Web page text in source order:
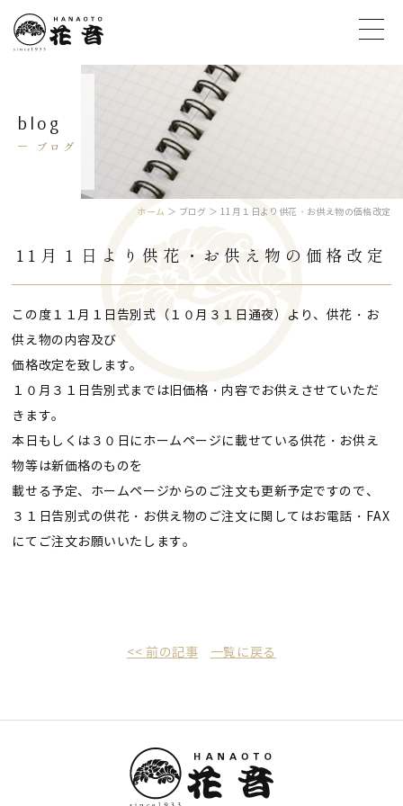
blog
ブログ
ホーム ＞ ブログ ＞ 11月１日より供花・お供え物の価格改定
11月１日より供花・お供え物の価格改定
この度１１月１日告別式（１０月３１日通夜）より、供花・お
供え物の内容及び
価格改定を致します。
１０月３１日告別式までは旧価格・内容でお供えさせていただ
きます。
本日もしくは３０日にホームページに載せている供花・お供え
物等は新価格のものを
載せる予定、ホームページからのご注文も更新予定ですので、
３１日告別式の供花・お供え物のご注文に関してはお電話・FAX
にてご注文お願いいたします。
<< 前の記事 一覧に戻る